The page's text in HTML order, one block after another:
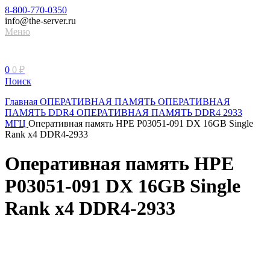
8-800-770-0350
info@the-server.ru
Меню
0 0 ₽
Поиск
Главная ОПЕРАТИВНАЯ ПАМЯТЬ ОПЕРАТИВНАЯ
ПАМЯТЬ DDR4 ОПЕРАТИВНАЯ ПАМЯТЬ DDR4 2933
МГЦ Оперативная память HPE P03051-091 DX 16GB Single
Rank x4 DDR4-2933
Оперативная память HPE
P03051-091 DX 16GB Single
Rank x4 DDR4-2933